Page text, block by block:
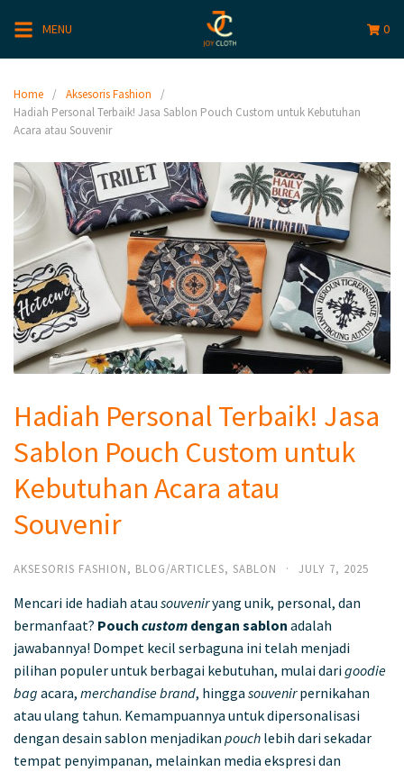
MENU 0
Home
Aksesoris Fashion
Hadiah Personal Terbaik! Jasa Sablon Pouch Custom untuk Kebutuhan
Acara atau Souvenir
Hadiah Personal Terbaik! Jasa
Sablon Pouch Custom untuk
Kebutuhan Acara atau
Souvenir
AKSESORIS FASHION, BLOG/ARTICLES, SABLON · JULY 7, 2025
Mencari ide hadiah atau souveniryang unik, personal, dan
bermanfaat? Pouch custom dengan sablon adalah
jawabannya! Dompet kecil serbaguna ini telah menjadi
pilihan populer untuk berbagai kebutuhan, mulai darigoodie
bag acara, merchandise brand, hingga souvenirpernikahan
atau ulang tahun. Kemampuannya untuk dipersonalisasi
dengan desain sablon menjadikan pouch lebih dari sekadar
tempat penyimpanan, melainkan media ekspresi dan